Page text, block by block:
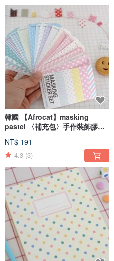
韓國 【Afrocat】masking
pastel 〈補充包〉手作裝飾膠帶
NT$ 191
4.3 (3)